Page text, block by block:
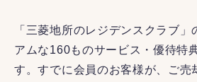
「三菱地所のレジデンスクラブ」
アムな160ものサービス・優待特
す。すでに会員のお客様が、ご売